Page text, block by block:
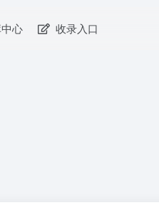
心 收录入口